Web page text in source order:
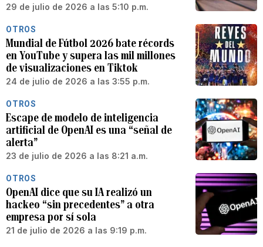
29 de julio de 2026 a las 5:10 p.m.
OTROS
Mundial de Fútbol 2026 bate récords
en YouTube y supera las mil millones
de visualizaciones en Tiktok
24 de julio de 2026 a las 3:55 p.m.
OTROS
Escape de modelo de inteligencia
artificial de OpenAI es una “señal de
alerta”
23 de julio de 2026 a las 8:21 a.m.
OTROS
OpenAI dice que su IA realizó un
hackeo “sin precedentes” a otra
empresa por sí sola
21 de julio de 2026 a las 9:19 p.m.